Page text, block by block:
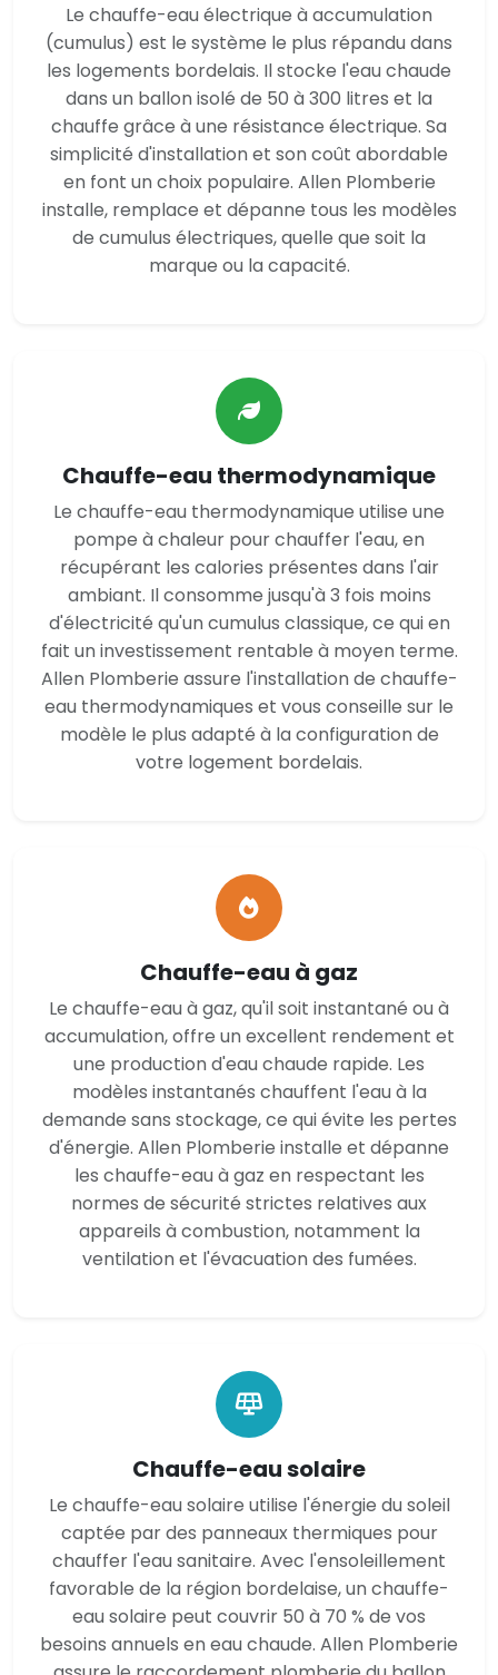
Le chauffe-eau électrique à accumulation
(cumulus) est le système le plus répandu dans
les logements bordelais. Il stocke l'eau chaude
dans un ballon isolé de 50 à 300 litres et la
chauffe grâce à une résistance électrique. Sa
simplicité d'installation et son coût abordable
en font un choix populaire. Allen Plomberie
installe, remplace et dépanne tous les modèles
de cumulus électriques, quelle que soit la
marque ou la capacité.
Chauffe-eau thermodynamique
Le chauffe-eau thermodynamique utilise une
pompe à chaleur pour chauffer l'eau, en
récupérant les calories présentes dans l'air
ambiant. Il consomme jusqu'à 3 fois moins
d'électricité qu'un cumulus classique, ce qui en
fait un investissement rentable à moyen terme.
Allen Plomberie assure l'installation de chauffe-
eau thermodynamiques et vous conseille sur le
modèle le plus adapté à la configuration de
votre logement bordelais.
Chauffe-eau à gaz
Le chauffe-eau à gaz, qu'il soit instantané ou à
accumulation, offre un excellent rendement et
une production d'eau chaude rapide. Les
modèles instantanés chauffent l'eau à la
demande sans stockage, ce qui évite les pertes
d'énergie. Allen Plomberie installe et dépanne
les chauffe-eau à gaz en respectant les
normes de sécurité strictes relatives aux
appareils à combustion, notamment la
ventilation et l'évacuation des fumées.
Chauffe-eau solaire
Le chauffe-eau solaire utilise l'énergie du soleil
captée par des panneaux thermiques pour
chauffer l'eau sanitaire. Avec l'ensoleillement
favorable de la région bordelaise, un chauffe-
eau solaire peut couvrir 50 à 70 % de vos
besoins annuels en eau chaude. Allen Plomberie